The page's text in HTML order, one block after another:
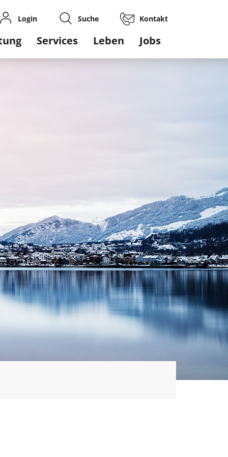
Login Suche Kontakt
Services Leben Jobs